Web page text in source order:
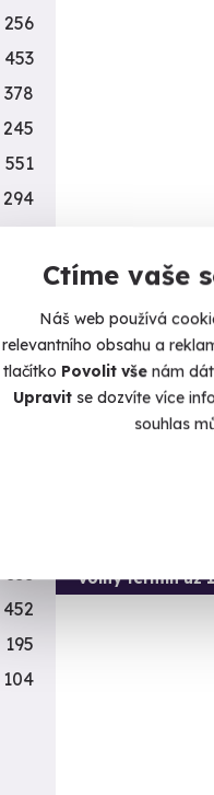
Ctíme vaše
Náš web používá
relevantního obsahu a
tlačítko Povolit vše nám
Upravitse dozvíte více
souhlas
Projeďte se v
Pardubice (+ 6
990 Kč
Volný termín už
256
453
378
245
551
294
450
4
196
31
353
452
195
104